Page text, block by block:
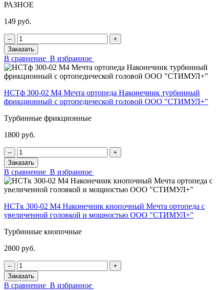
РАЗНОЕ
149 руб.
‒
+
Заказать
В сравнение В избранное
НСТф 300-02 М4 Мечта ортопеда Наконечник турбинный
фрикционный с ортопедической головой ООО "СТИМУЛ+"
Турбинные фрикционные
1800 руб.
‒
+
Заказать
В сравнение В избранное
НСТк 300-02 М4 Наконечник кнопочный Мечта ортопеда с
увеличенной головкой и мощностью ООО "СТИМУЛ+"
Турбинные кнопочные
2800 руб.
‒
+
Заказать
В сравнение В избранное